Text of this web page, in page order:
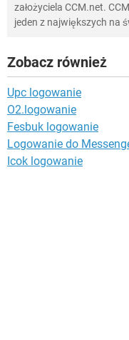
założyciela CCM.net.
jeden z największych na
Zobacz również
Upc logowanie
O2.logowanie
Fesbuk logowanie
Logowanie do
Icok logowanie